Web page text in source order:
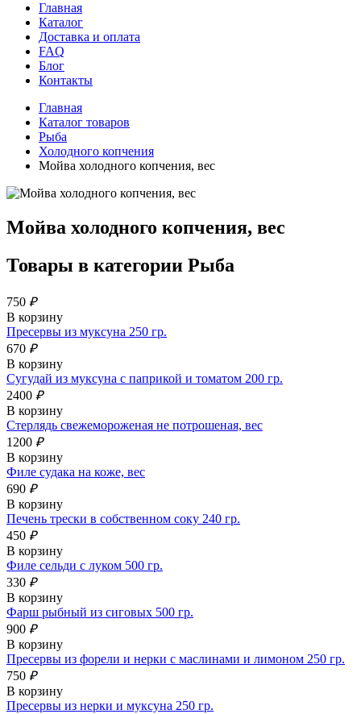
Главная
Каталог
Доставка и оплата
FAQ
Блог
Контакты
Главная
Каталог товаров
Рыба
Холодного копчения
Мойва холодного копчения, вес
Мойва холодного копчения, вес
Товары в категории Рыба
750 ₽
В корзину
Пресервы из муксуна 250 гр.
670 ₽
В корзину
Сугудай из муксуна с паприкой и томатом 200 гр.
2400 ₽
В корзину
Стерлядь свежемороженая не потрошеная, вес
1200 ₽
В корзину
Филе судака на коже, вес
690 ₽
В корзину
Печень трески в собственном соку 240 гр.
450 ₽
В корзину
Филе сельди с луком 500 гр.
330 ₽
В корзину
Фарш рыбный из сиговых 500 гр.
900 ₽
В корзину
Пресервы из форели и нерки с маслинами и лимоном 250 гр.
750 ₽
В корзину
Пресервы из нерки и муксуна 250 гр.